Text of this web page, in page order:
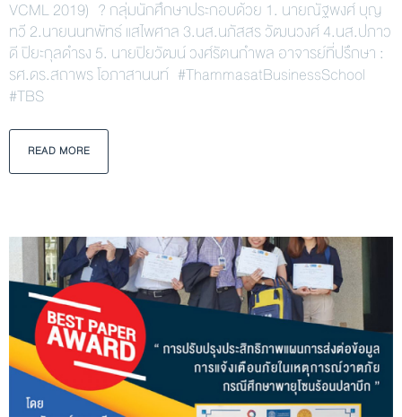
VCML 2019) ? กลุ่มนักศึกษาประกอบด้วย 1. นายณัฐพงศ์ บุญ
ทวี 2.นายนนทพัทธ์ แสไพศาล 3.นส.นภัสสร วัฒนวงศ์ 4.นส.ปภาว
ดี ปิยะกุลดำรง 5. นายปิยวัฒน์ วงศ์รัตนกำพล อาจารย์ที่ปรึกษา :
รศ.ดร.สถาพร โอภาสานนท์ #ThammasatBusinessSchool
#TBS
READ MORE